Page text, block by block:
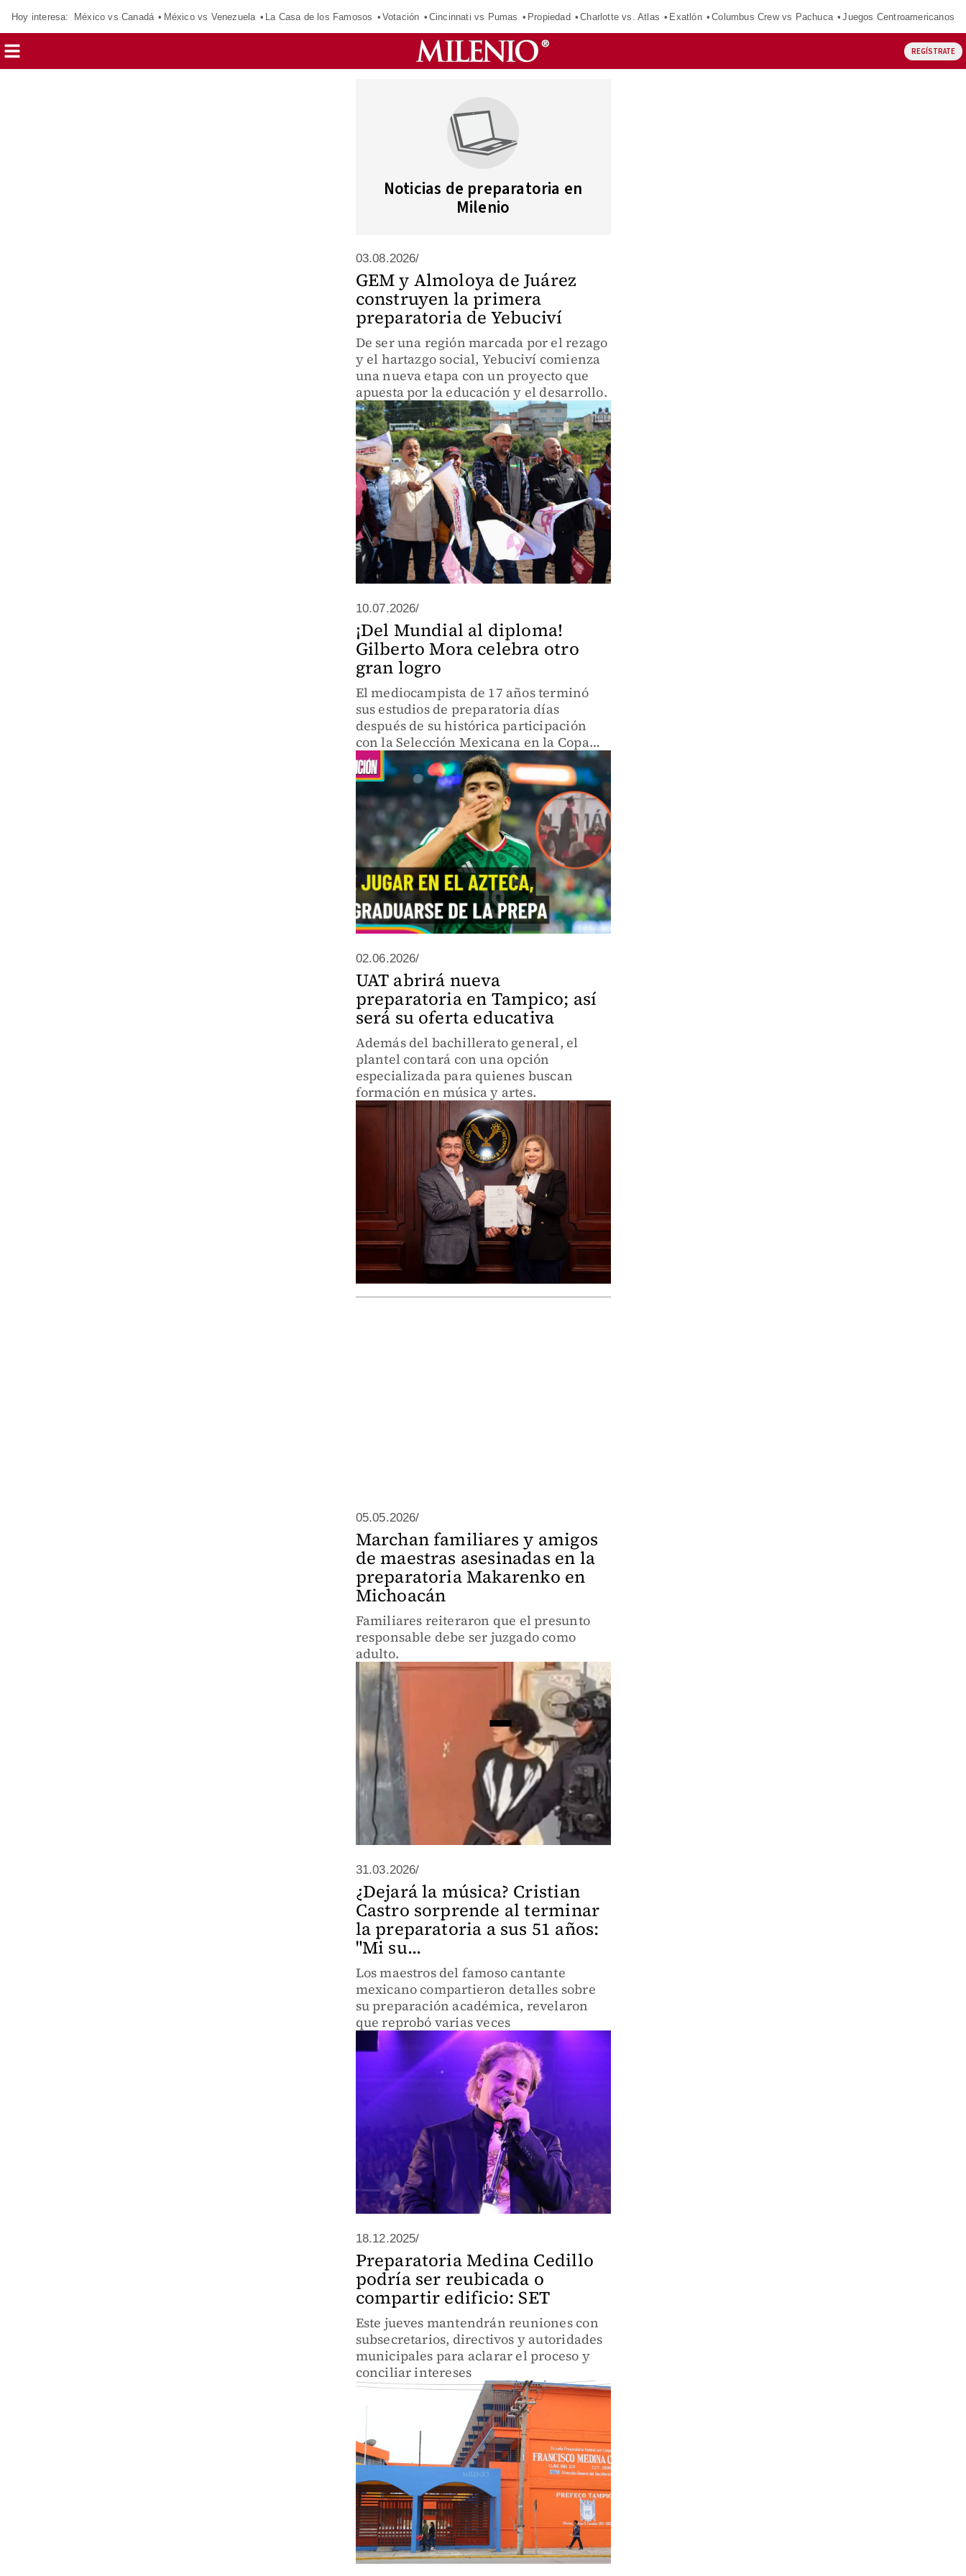
Hoy interesa: México vs Canadá México vs Venezuela La Casa de los Famosos Votación Cincinnati vs Pumas Propiedad Charlotte vs. Atlas Exatlón Columbus Crew vs Pachuca Juegos Centroamericanos
REGÍSTRATE
Noticias de preparatoria en
Milenio
03.08.2026/
GEM y Almoloya de Juárez
construyen la primera
preparatoria de Yebuciví
De ser una región marcada por el rezago
y el hartazgo social, Yebuciví comienza
una nueva etapa con un proyecto que
apuesta por la educación y el desarrollo.
10.07.2026/
¡Del Mundial al diploma!
Gilberto Mora celebra otro
gran logro
El mediocampista de 17 años terminó
sus estudios de preparatoria días
después de su histórica participación
con la Selección Mexicana en la Copa
del Mundo 2026, sumando un
importante logro fuera de las canchas.
02.06.2026/
UAT abrirá nueva
preparatoria en Tampico; así
será su oferta educativa
Además del bachillerato general, el
plantel contará con una opción
especializada para quienes buscan
formación en música y artes.
05.05.2026/
Marchan familiares y amigos
de maestras asesinadas en la
preparatoria Makarenko en
Michoacán
Familiares reiteraron que el presunto
responsable debe ser juzgado como
adulto.
31.03.2026/
¿Dejará la música? Cristian
Castro sorprende al terminar
la preparatoria a sus 51 años:
"Mi su...
Los maestros del famoso cantante
mexicano compartieron detalles sobre
su preparación académica, revelaron
que reprobó varias veces
18.12.2025/
Preparatoria Medina Cedillo
podría ser reubicada o
compartir edificio: SET
Este jueves mantendrán reuniones con
subsecretarios, directivos y autoridades
municipales para aclarar el proceso y
conciliar intereses